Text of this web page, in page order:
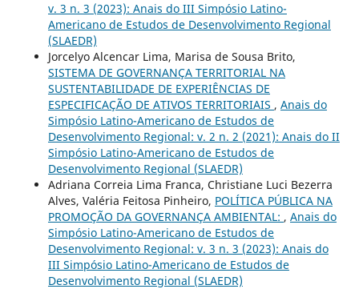
v. 3 n. 3 (2023): Anais do III Simpósio Latino-
Americano de Estudos de Desenvolvimento Regional
(SLAEDR)
Jorcelyo Alcencar Lima, Marisa de Sousa Brito,
SISTEMA DE GOVERNANÇA TERRITORIAL NA
SUSTENTABILIDADE DE EXPERIÊNCIAS DE
ESPECIFICAÇÃO DE ATIVOS TERRITORIAIS , Anais do
Simpósio Latino-Americano de Estudos de
Desenvolvimento Regional: v. 2 n. 2 (2021): Anais do II
Simpósio Latino-Americano de Estudos de
Desenvolvimento Regional (SLAEDR)
Adriana Correia Lima Franca, Christiane Luci Bezerra
Alves, Valéria Feitosa Pinheiro, POLÍTICA PÚBLICA NA
PROMOÇÃO DA GOVERNANÇA AMBIENTAL: , Anais do
Simpósio Latino-Americano de Estudos de
Desenvolvimento Regional: v. 3 n. 3 (2023): Anais do
III Simpósio Latino-Americano de Estudos de
Desenvolvimento Regional (SLAEDR)